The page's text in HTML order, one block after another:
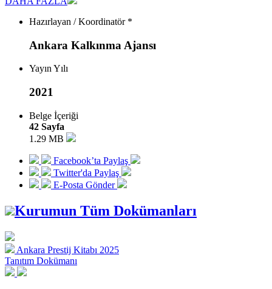
Hazırlayan / Koordinatör *
Ankara Kalkınma Ajansı
Yayın Yılı
2021
Belge İçeriği
42 Sayfa
1.29 MB
Facebook’ta Paylaş
Twitter'da Paylaş
E-Posta Gönder
Kurumun Tüm Dokümanları
Ankara Prestij Kitabı 2025
Tanıtım Dokümanı